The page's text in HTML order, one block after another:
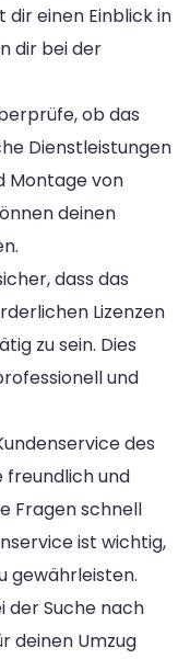
einen Einblick in
dir bei der
ob das
Dienstleistungen
Montage von
deinen
dass das
Lizenzen
zu sein. Dies
und
des
freundlich und
Fragen schnell
ist wichtig,
gewährleisten.
der Suche nach
deinen Umzug